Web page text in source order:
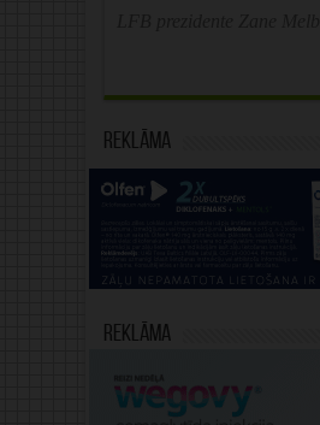
Reklāma
Reklāma